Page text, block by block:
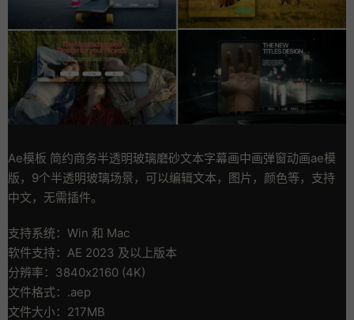
Ae模板 简约商务半透明玻璃磨砂文本字幕画中画弹窗动画ae模
版，9个半透明玻璃场景，可以编辑文本，图片，颜色等，支持
中文，无需插件。
支持系统：Win 和 Mac
软件支持：AE 2023 及以上版本
分辨率：3840x2160 (4K)
文件格式：.aep
文件大小：217MB